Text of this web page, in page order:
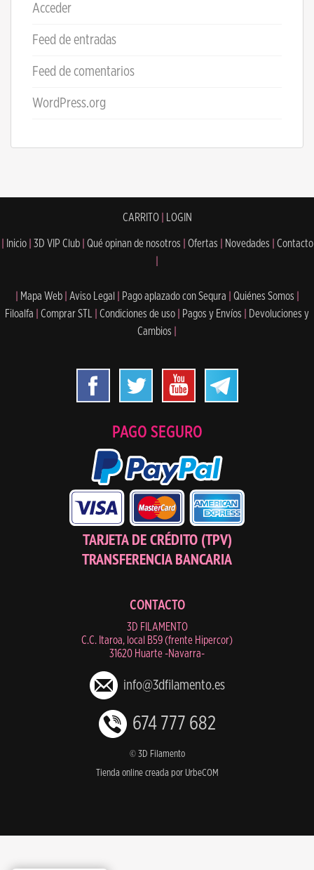
Acceder
Feed de entradas
Feed de comentarios
WordPress.org
CARRITO| LOGIN
Inicio 3D VIP Club Qué opinan de nosotros Ofertas Novedades
Contacto
Mapa Web Aviso Legal Pago aplazado con Sequra Quiénes Somos
Filoalfa
Comprar STL Condiciones de uso Pagos y Envíos
Devoluciones y
Cambios
PAGO SEGURO
TARJETA DE CRÉDITO (TPV)
TRANSFERENCIA BANCARIA
CONTACTO
3D FILAMENTO
C.C. Itaroa, local B59 (frente Hipercor)
31620 Huarte -Navarra-
info@3dfilamento.es
674 777 682
© 3D Filamento
Tienda online creada por UrbeCOM